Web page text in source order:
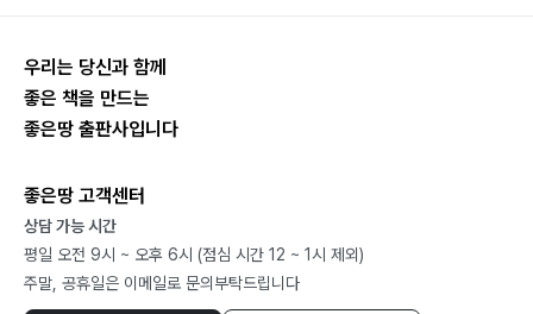
우리는 당신과 함께
좋은 책을 만드는
좋은땅 출판사입니다
좋은땅 고객센터
상담 가능 시간
평일 오전 9시 ~ 오후 6시 (점심 시간 12 ~ 1시 제외)
주말, 공휴일은 이메일로 문의부탁드립니다